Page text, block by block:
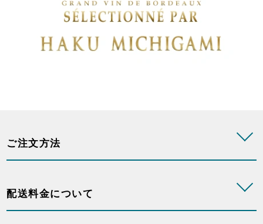
ご注文方法
配送料金について